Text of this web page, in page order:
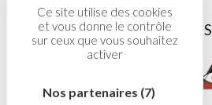
Ce site utilise des cookies
et vous donne le contrôle
sur ceux que vous souhaitez
activer
Nos partenaires (7)
ASSOCIÉS